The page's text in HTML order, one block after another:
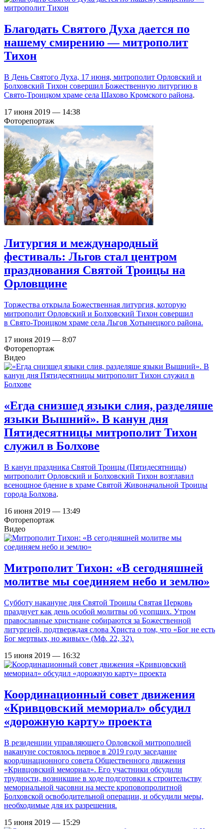
Благодать Святого Духа дается по
нашему смирению — митрополит
Тихон
В День Святого Духа, 17 июня, митрополит Орловский и
Болховский Тихон совершил Божественную литургию в
Свято-Троицком храме села Шахово Кромского района.
17 июня 2019 — 14:38
Фоторепортаж
Литургия и международный
фестиваль: Льгов стал центром
празднования Святой Троицы на
Орловщине
Торжества открыла Божественная литургия, которую
митрополит Орловский и Болховский Тихон совершил
в Свято-Троицком храме села Льгов Хотынецкого района.
17 июня 2019 — 8:07
Фоторепортаж
Видео
«Егда снизшед языки слия, разделяше
языки Вышний». В канун дня
Пятидесятницы митрополит Тихон
служил в Болхове
В канун праздника Святой Троицы (Пятидесятницы)
митрополит Орловский и Болховский Тихон возглавил
всенощное бдение в храме Святой Живоначальной Троицы
города Болхова.
16 июня 2019 — 13:49
Фоторепортаж
Видео
Митрополит Тихон: «В сегодняшней
молитве мы соединяем небо и землю»
Субботу накануне дня Святой Троицы Святая Церковь
празднует как день особой молитвы об усопших. Утром
православные христиане собираются за Божественной
литургией, подтверждая слова Христа о том, что «Бог не есть
Бог мертвых, но живых» (Мф. 22, 32).
15 июня 2019 — 16:32
Координационный совет движения
«Кривцовский мемориал» обсудил
«дорожную карту» проекта
В резиденции управляющего Орловской митрополией
накануне состоялось первое в 2019 году заседание
координационного совета Общественного движения
«Кривцовский мемориал». Его участники обсудили
трудности, возникшие в ходе подготовки к строительству
мемориальной часовни на месте кроповопролитной
Болховской освободительной операции, и обсудили меры,
необходимые для их разрешения.
15 июня 2019 — 15:29